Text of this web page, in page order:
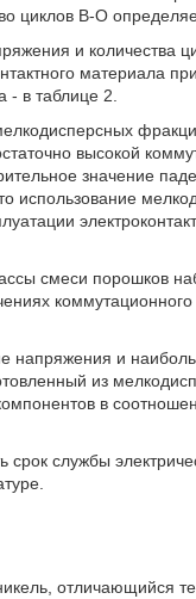
циклов В-О
и количества
материала
- в таблице 2.
высокой
значение
использование
смеси порошков
напряжения и
из
в
службы
отличающийся